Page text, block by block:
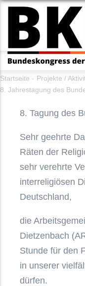
Direkt
Inhalt
Startseite - Projekte /
8. Jahrestagung des
8. Tagung des
Sehr geehrte
Räten der
sehr verehrte
interreligiösen
Deutschland,
die
Dietzenbach
Stunde für den
in unserer
dürfen.